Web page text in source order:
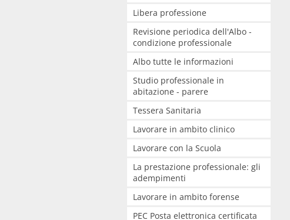
Libera professione
Revisione periodica dell'Albo -
condizione professionale
Albo tutte le informazioni
Studio professionale in
abitazione - parere
Tessera Sanitaria
Lavorare in ambito clinico
Lavorare con la Scuola
La prestazione professionale: gli
adempimenti
Lavorare in ambito forense
PEC Posta elettronica certificata